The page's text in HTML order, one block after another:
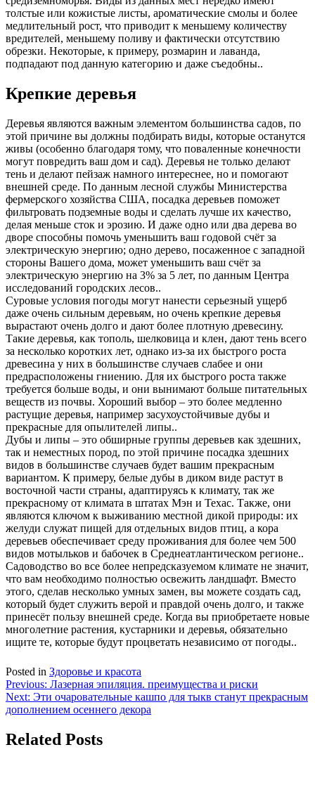
толстые или кожистые листы, ароматические смолы и более
медлительный рост, что приводит к меньшему количеству
вредителей, меньшему поливу и фактически отсутствию
обрезки. Некоторые, к примеру, розмарин и лаванда,
подпадают под данную категорию и даже съедобны..
Крепкие деревья
Деревья являются важным элементом большинства садов, по
этой причине вы должны подбирать виды, которые останутся
живы (особенно благодаря тому, что поваленные конечности
могут повредить ваш дом и сад). Деревья не только делают
тень и делают пейзаж намного интереснее, но и помогают
внешней среде. По данным лесной службы Министерства
фермерского хозяйства США, посадка деревьев поможет
фильтровать подземные воды и сделать лучше их качество,
делая меньше сток и эрозию. И даже одно или два дерева во
дворе способны помочь уменьшить ваш годовой счёт за
электрическую энергию; одно дерево, посаженное с западной
стороны Вашего дома, может уменьшить ваш счёт за
электрическую энергию на 3% за 5 лет, по данным Центра
исследований городских лесов..
Суровые условия погоды могут нанести серьезный ущерб
даже очень сильным деревьям, но очень крепкие деревья
вырастают очень долго и дают более плотную древесину.
Такие деревья, как тополь, шелковица и клен, дают тень всего
за несколько коротких лет, однако из-за их быстрого роста
древесина у них в большинстве случаев слабее и они
предрасположены гниению. Для их быстрого роста также
требуется больше воды, и они вынимают больше питательных
веществ из почвы. Хороший выбор – это более медленно
растущие деревья, например засухоустойчивые дубы и
прекрасные для опылителей липы..
Дубы и липы – это обширные группы деревьев как здешних,
так и неместных пород, по этой причине посадка здешних
видов в большинстве случаев будет вашим прекрасным
вариантом. К примеру, белые дубы в диком виде растут в
восточной части страны, адаптируясь к климату, так же
прекрасному от климата в штатах Мэн и Техас. Также, они
являются ключом к выживанию местной дикой природы: их
желуди служат пищей для отдельных видов птиц, а кора
деревьев обеспечивает среду проживания для более чем 500
видов мотыльков и бабочек в Среднеатлантическом регионе..
Садоводство во все более непредсказуемом климате не значит,
что вам необходимо полностью освежить ландшафт. Вместо
этого, сделав несколько умных замен, вы можете создать сад,
который будет служить верой и правдой очень долго, и также
принесёт пользу внешней среде. Когда вы приобретаете новые
многолетние растения, кустарники и деревья, обязательно
ищите те, которые будут процветать независимо от погоды..
Posted in Здоровье и красота
Навигация
по
Previous: Лазерная эпиляция. преимущества и риски
Next: Эти очаровательные кашпо для тыкв станут прекрасным
дополнением осеннего декора
Related Posts